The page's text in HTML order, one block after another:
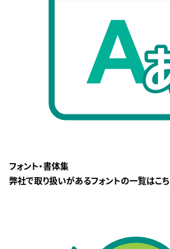
フォント・書体集
弊社で取り扱いがあるフォントの一覧はこ